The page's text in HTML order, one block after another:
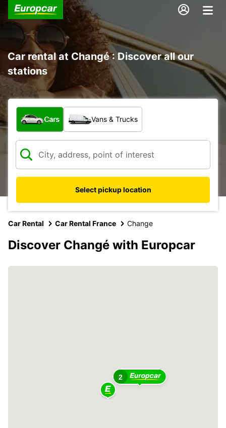
Car rental at Changé : Discover all our
stations
What type of vehicle?
Cars Vans & Trucks
Select pickup location
Car Rental Car Rental France Change
Discover Changé with Europcar
2